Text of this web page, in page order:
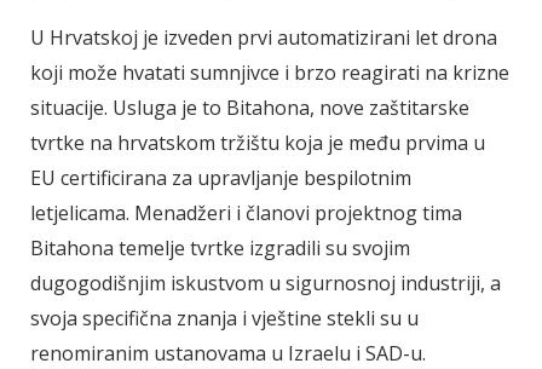
U Hrvatskoj je izveden prvi automatizirani let drona
koji može hvatati sumnjivce i brzo reagirati na krizne
situacije. Usluga je to Bitahona, nove zaštitarske
tvrtke na hrvatskom tržištu koja je među prvima u
EU certificirana za upravljanje bespilotnim
letjelicama. Menadžeri i članovi projektnog tima
Bitahona temelje tvrtke izgradili su svojim
dugogodišnjim iskustvom u sigurnosnoj industriji, a
svoja specifična znanja i vještine stekli su u
renomiranim ustanovama u Izraelu i SAD-u.